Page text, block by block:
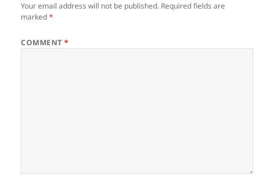
Your email address will not be published. Required fields are
marked*
COMMENT*